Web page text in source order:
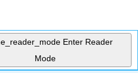
Enter Reader
Mode